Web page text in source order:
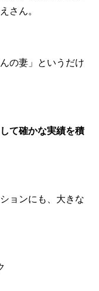
さん。
の妻」というだけ
て確かな実績を積
ョンにも、大きな